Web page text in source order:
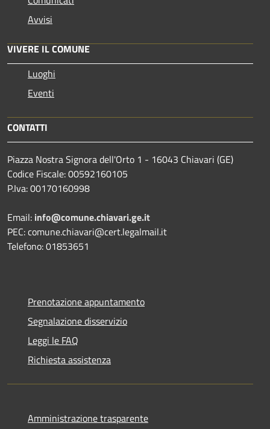
Avvisi
VIVERE IL COMUNE
Luoghi
Eventi
CONTATTI
Piazza Nostra Signora dell'Orto 1 - 16043 Chiavari (GE)
Codice Fiscale: 00592160105
P.Iva: 00170160998
Email: info@comune.chiavari.ge.it
PEC: comune.chiavari@cert.legalmail.it
Telefono: 01853651
Prenotazione appuntamento
Segnalazione disservizio
Leggi le FAQ
Richiesta assistenza
Amministrazione trasparente